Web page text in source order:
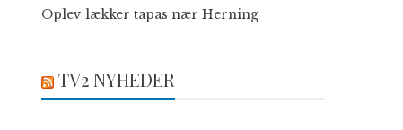
Oplev lækker tapas nær Herning
TV2 NYHEDER